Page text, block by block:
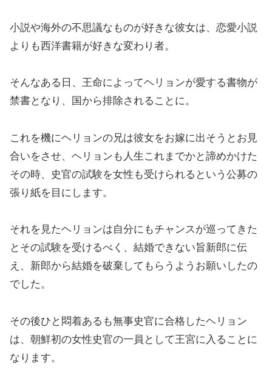
小説や海外の不思議なものが好きな彼女は、恋愛小説
よりも西洋書籍が好きな変わり者。
そんなある日、王命によってヘリョンが愛する書物が
禁書となり、国から排除されることに。
これを機にヘリョンの兄は彼女をお嫁に出そうとお見
合いをさせ、ヘリョンも人生これまでかと諦めかけた
その時、史官の試験を女性も受けられるという公募の
張り紙を目にします。
それを見たヘリョンは自分にもチャンスが巡ってきた
とその試験を受けるべく、結婚できない旨新郎に伝
え、新郎から結婚を破棄してもらうようお願いしたの
でした。
その後ひと悶着あるも無事史官に合格したヘリョン
は、朝鮮初の女性史官の一員として王宮に入ることに
なります。